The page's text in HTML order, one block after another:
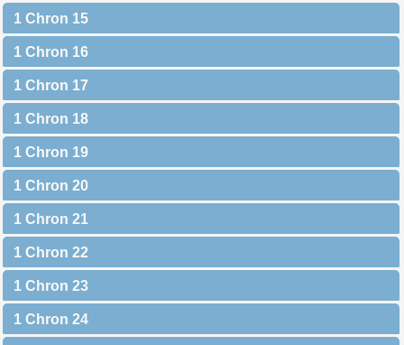
1 Chron 15
1 Chron 16
1 Chron 17
1 Chron 18
1 Chron 19
1 Chron 20
1 Chron 21
1 Chron 22
1 Chron 23
1 Chron 24